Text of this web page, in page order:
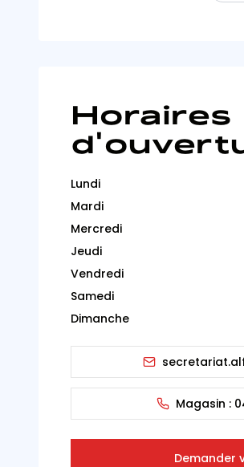
Horaires
Lundi
Mardi
Mercredi
Jeudi
Vendredi
Samedi
Dimanche
Magasin :
Demander